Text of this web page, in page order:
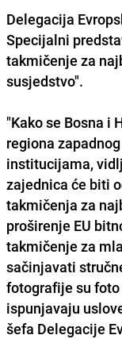
Delegacija
Specijalni
takmičenje za
susjedstvo".
"Kako se Bosna i
regiona
institucijama,
zajednica će biti
takmičenja za
proširenje EU
takmičenje za
sačinjavati
fotografije su
ispunjavaju
šefa Delegacije